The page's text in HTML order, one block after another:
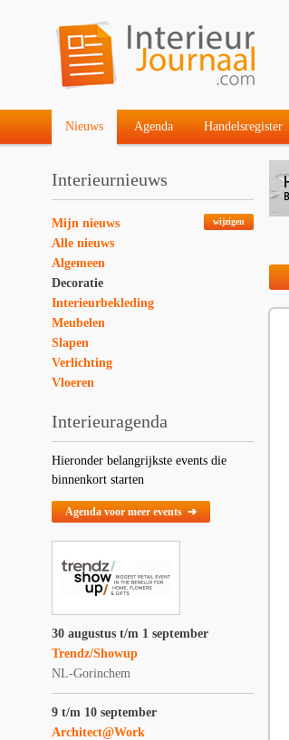
Nieuws Agenda Handelsregister
Interieurnieuws
wijzigen
Mijn nieuws
Alle nieuws
Algemeen
Decoratie
Interieurbekleding
Meubelen
Slapen
Verlichting
Vloeren
Interieuragenda
Hieronder belangrijkste events die
binnenkort starten
Agenda voor meer events ➔
30 augustus t/m 1 september
Trendz/Showup
NL-Gorinchem
9 t/m 10 september
Architect@Work